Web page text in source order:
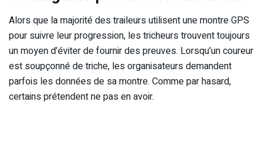
Alors que la majorité des traileurs utilisent une montre GPS
pour suivre leur progression, les tricheurs trouvent toujours
un moyen d’éviter de fournir des preuves. Lorsqu’un coureur
est soupçonné de triche, les organisateurs demandent
parfois les données de sa montre. Comme par hasard,
certains prétendent ne pas en avoir.